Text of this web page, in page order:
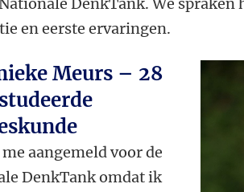
en eerste ervaringen.
Meurs – 28
me aangemeld voor de
DenkTank omdat ik